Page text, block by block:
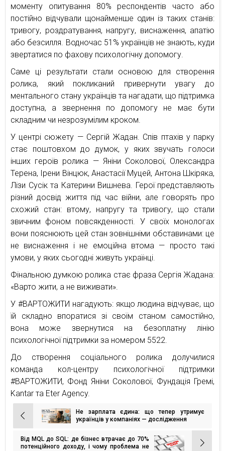
моменту опитування 80% респондентів часто або
постійно відчували щонайменше один із таких станів:
тривогу, роздратування, напругу, виснаження, апатію
або безсилля. Водночас 51% українців не знають, куди
звертатися по фахову психологічну допомогу.
Саме ці результати стали основою для створення
ролика, який покликаний привернути увагу до
ментального стану українців та нагадати, що підтримка
доступна, а звернення по допомогу не має бути
складним чи незрозумілим кроком.
У центрі сюжету — Сергій Жадан. Спів птахів у парку
стає поштовхом до думок, у яких звучать голоси
інших героїв ролика — Яніни Соколової, Олександра
Терена, Ірени Вінцюк, Анастасії Муцей, Антона Шкіряка,
Лізи Сусік та Катерини Вишнева. Герої представляють
різний досвід життя під час війни, але говорять про
схожий стан: втому, напругу та тривогу, що стали
звичним фоном повсякденності. У своїх монологах
вони пояснюють цей стан зовнішніми обставинами: це
не виснаження і не емоційна втома — просто такі
умови, у яких сьогодні живуть українці.
Фінальною думкою ролика стає фраза Сергія Жадана:
«Варто жити, а не виживати».
У #ВАРТОЖИТИ нагадують: якщо людина відчуває, що
їй складно впоратися зі своїм станом самостійно,
вона може звернутися на безоплатну лінію
психологічної підтримки за номером 5522.
До створення соціального ролика долучилися
команда кол-центру психологічної підтримки
#ВАРТОЖИТИ, Фонд Яніни Соколової, Фундація Гремі,
Kantar та Eter Agency.
Навігація
записів
Не зарплата єдина: що тепер утримує
українців у компаніях — дослідження
Від MQL до SQL: де бізнес втрачає до 70%
потенційного доходу, і чому проблема не